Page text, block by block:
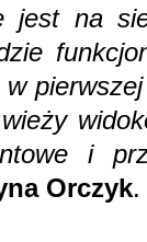
jest na
i
Orczyk.